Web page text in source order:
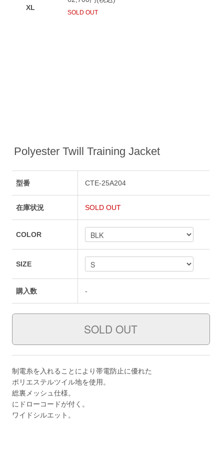
Polyester Twill Training Jacket
型番 CTE-25A204
在庫状況 SOLD OUT
COLOR
SIZE
購入数 -
制電糸を入れることにより帯電防止に優れた
ポリエステルツイル地を使用。
総裏メッシュ仕様。
にドローコードが付く。
ワイドシルエット。